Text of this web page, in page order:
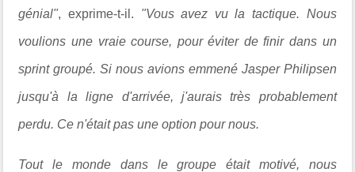
génial", exprime-t-il. "Vous avez vu la tactique. Nous
voulions une vraie course, pour éviter de finir dans un
sprint groupé. Si nous avions emmené Jasper Philipsen
jusqu'à la ligne d'arrivée, j'aurais très probablement
perdu. Ce n'était pas une option pour nous.
Tout le monde dans le groupe était motivé, nous